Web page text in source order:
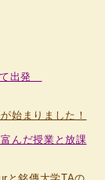
て出発
始まりました！
んだ授業と放課